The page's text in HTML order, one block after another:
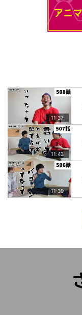
11:37
11:43
11:39